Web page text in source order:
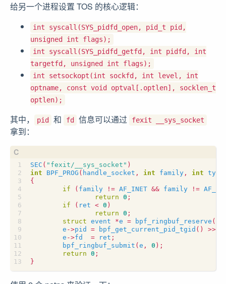
给另一个进程设置 TOS 的核心逻辑：
int syscall(SYS_pidfd_open, pid_t pid,
unsigned int flags);
int syscall(SYS_pidfd_getfd, int pidfd, int
targetfd, unsigned int flags);
int setsockopt(int sockfd, int level, int
optname, const void optval[.optlen], socklen_t
optlen);
其中， pid 和 fd 信息可以通过 fexit __sys_socket
拿到：
SEC ( "fexit/__sys_socket" )
int
BPF_PROG ( handle_socket , int family , int type
{
if
( family != AF_INET && family !=
return 0 ;
if
( ret < 0 )
return 0 ;
struct event *e = bpf_ringbuf_reserve (
e ->pid = bpf_get_current_pid_tgid () >>
e ->fd = ret ;
bpf_ringbuf_submit ( e , 0 );
return 0 ;
}